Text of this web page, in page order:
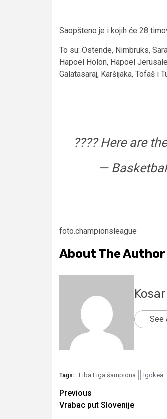
Saopšteno je i kojih će 28
To su: Ostende, Nimbruks,
Hapoel Holon, Hapoel
Galatasaraj, Karšijaka, Tofaš i
???? Here are
—
foto.championsleague
About The Author
See
Tags: Fiba Liga šampiona Igokea
Continue
Reading
Previous
Vrabac put Slovenije